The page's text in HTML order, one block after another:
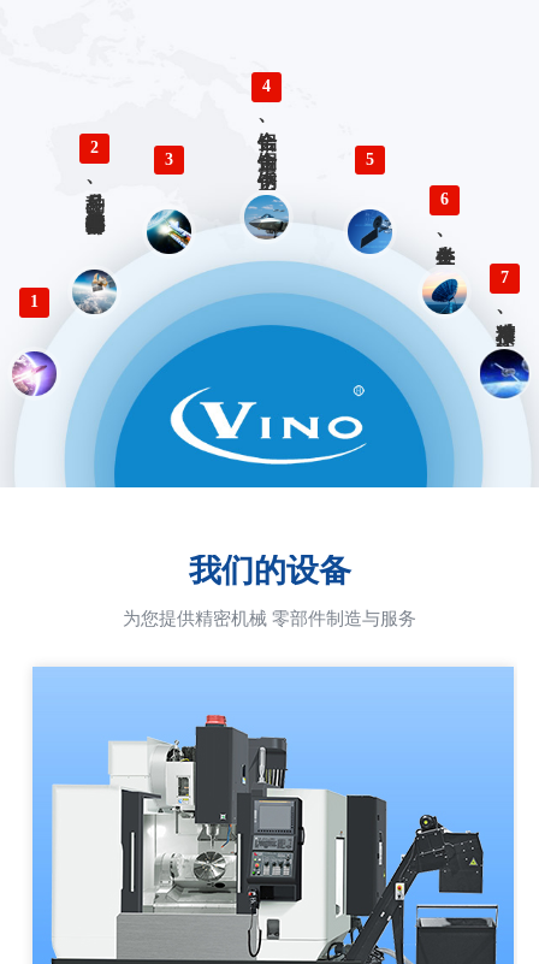
1
2
多品种、小批量精密仪器零部件加工
3
4
铝合金、铜合金、不锈钢、钛合金零件精密加工 5
6
各类生产、检验工装设计与制造
7
精准对接、快速响应 优势服务
我们的设备
为您提供精密机械 零部件制造与服务